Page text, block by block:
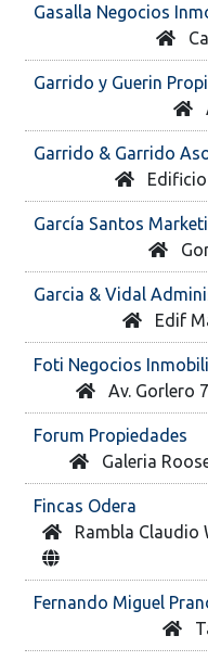
Gasalla Negocios
Garrido y Guerin
Garrido & Garrido
García Santos
Garcia & Vidal
Edif
Foti Negocios
Av. Gorlero
Forum Propiedades
Galeria
Fincas Odera
Rambla Claudio
Fernando Miguel